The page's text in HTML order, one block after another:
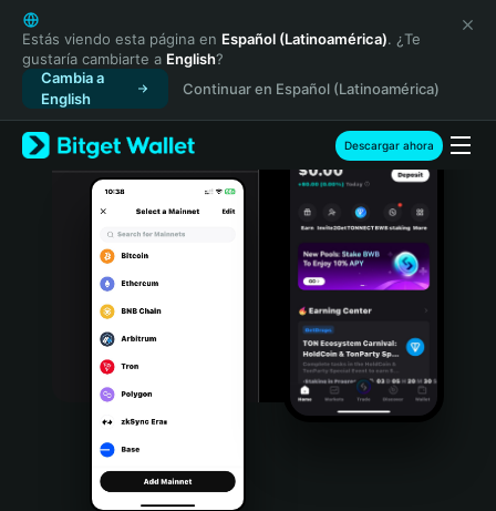
English
日本語
Tiếng Việt
Русский
Español (Latinoamérica)
Türkçe
Italiano
Português (Portugal)
Bahasa Indonesia
Português (Brasil)
Español (Argentina)
Estás viendo esta página en Español (Latinoamérica). ¿Te
gustaría cambiarte a English?
Cambia a
English
Continuar en Español (Latinoamérica)
Descargar ahora